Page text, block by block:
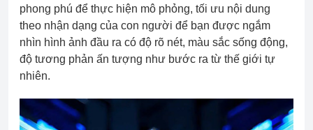
phong phú để thực hiện mô phỏng, tối ưu nội dung
theo nhận dạng của con người để bạn được ngắm
nhìn hình ảnh đầu ra có độ rõ nét, màu sắc sống động,
độ tương phản ấn tượng như bước ra từ thế giới tự
nhiên.